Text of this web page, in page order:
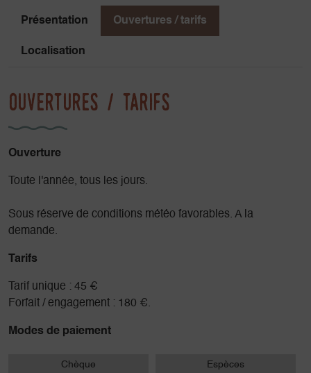
Présentation Ouvertures / tarifs
Localisation
Ouvertures / tarifs
Ouverture
Toute l'année, tous les jours.
Sous réserve de conditions météo favorables. A la
demande.
Tarifs
Tarif unique : 45 €
Forfait / engagement : 180 €.
Modes de paiement
Chèque Espèces